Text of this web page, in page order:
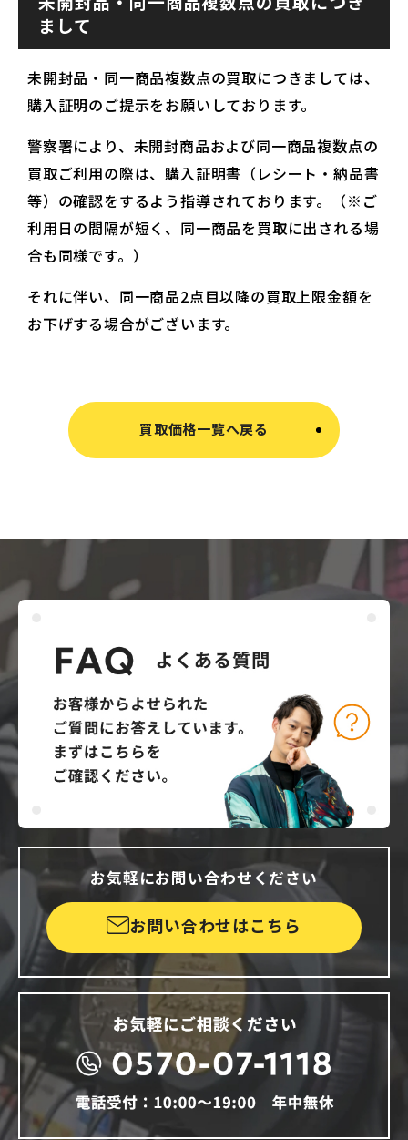
まして
未開封品・同一商品複数点の買取につきましては、
購入証明のご提示をお願いしております。
警察署により、未開封商品および同一商品複数点の
買取ご利用の際は、購入証明書（レシート・納品書
等）の確認をするよう指導されております。（※ご
利用日の間隔が短く、同一商品を買取に出される場
合も同様です。）
それに伴い、同一商品2点目以降の買取上限金額を
お下げする場合がございます。
買取価格一覧へ戻る
お気軽にお問い合わせください
お問い合わせはこちら